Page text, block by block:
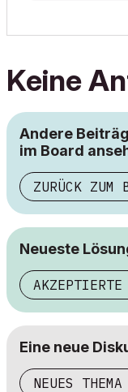
Keine
Andere
im Board
ZURÜCK ZUM
Neueste
AKZEPTIERTE
Eine neue
NEUES